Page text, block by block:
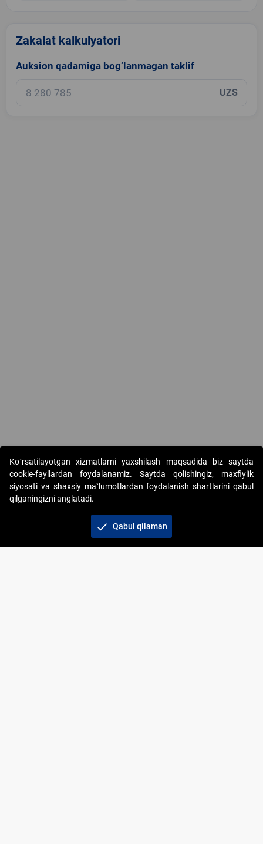
Zakalat kalkulyatori
Auksion qadamiga bog‘lanmagan taklif
UZS
Copyright © 2017-2026. "Elektron onlayn-auksionlarni
tashkil etish" AJ. Barcha huquqlar himoyalangan
Ko`rsatilayotgan xizmatlarni yaxshilash maqsadida biz saytda
cookie-fayllardan foydalanamiz. Saytda qolishingiz, maxfiylik
siyosati va shaxsiy ma`lumotlardan foydalanish shartlarini qabul
qilganingizni anglatadi.
check Qabul qilaman